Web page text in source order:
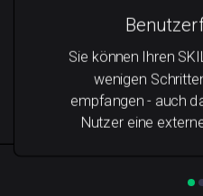
Sie können Ihren
wenigen
empfangen - auch
Nutzer eine